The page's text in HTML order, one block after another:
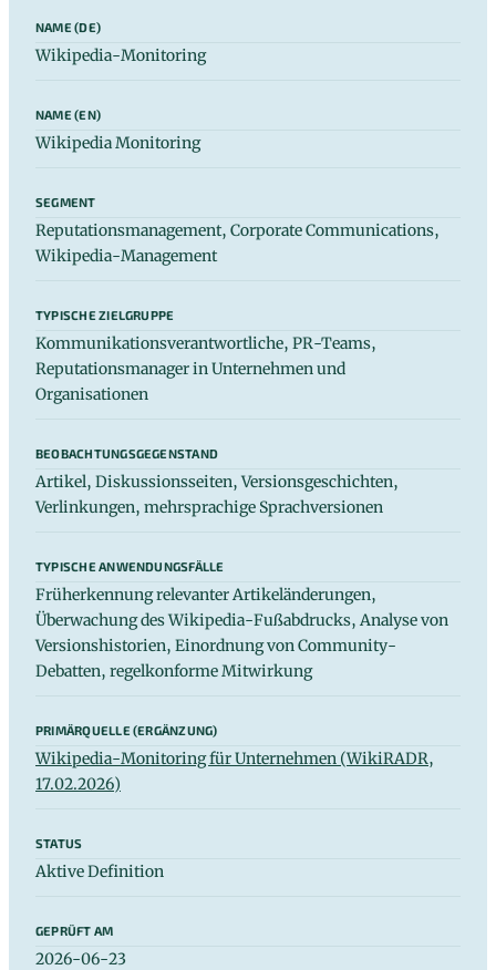
NAME (DE)
Wikipedia-Monitoring
NAME (EN)
Wikipedia Monitoring
SEGMENT
Reputationsmanagement, Corporate Communications,
Wikipedia-Management
TYPISCHE ZIELGRUPPE
Kommunikationsverantwortliche, PR-Teams,
Reputationsmanager in Unternehmen und
Organisationen
BEOBACHTUNGSGEGENSTAND
Artikel, Diskussionsseiten, Versionsgeschichten,
Verlinkungen, mehrsprachige Sprachversionen
TYPISCHE ANWENDUNGSFÄLLE
Früherkennung relevanter Artikeländerungen,
Überwachung des Wikipedia-Fußabdrucks, Analyse von
Versionshistorien, Einordnung von Community-
Debatten, regelkonforme Mitwirkung
PRIMÄRQUELLE (ERGÄNZUNG)
Wikipedia-Monitoring für Unternehmen (WikiRADR,
17.02.2026)
STATUS
Aktive Definition
GEPRÜFT AM
2026-06-23